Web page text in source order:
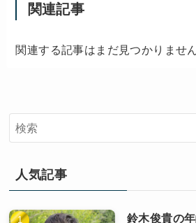
関連記事
関連する記事はまだ見つかりませ
人気記事
鈴木俊貴の